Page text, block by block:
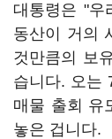
대통령은 "우
동산이 거의
것만큼의 보
습니다. 오는
매물 출회 유
놓은 겁니다.